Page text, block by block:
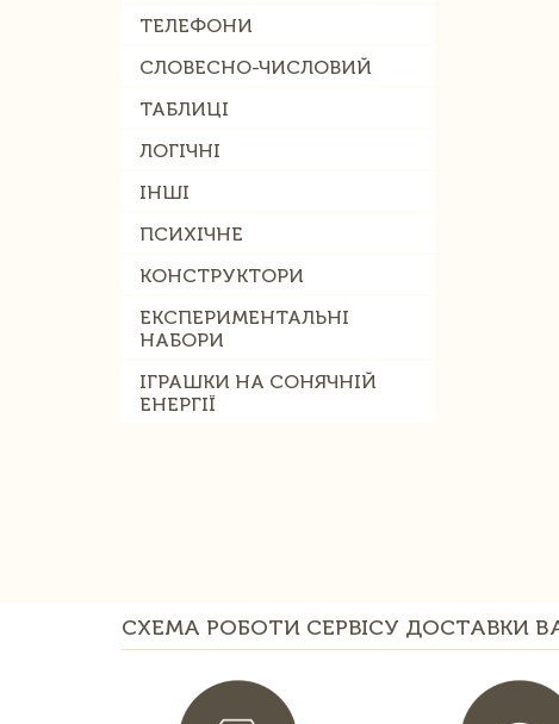
ТЕЛЕФОНИ
СЛОВЕСНО-ЧИСЛОВИЙ
ТАБЛИЦІ
ЛОГІЧНІ
ІНШІ
ПСИХІЧНЕ
КОНСТРУКТОРИ
ЕКСПЕРИМЕНТАЛЬНІ
НАБОРИ
ІГРАШКИ НА СОНЯЧНІЙ
ЕНЕРГІЇ
СХЕМА РОБОТИ СЕРВІСУ ДОСТАВКИ